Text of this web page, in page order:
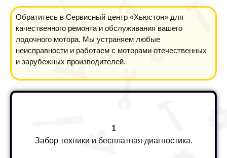
Обратитесь в Сервисный центр «Хьюстон» для
качественного ремонта и обслуживания вашего
лодочного мотора. Мы устраняем любые
неисправности и работаем с моторами отечественных
и зарубежных производителей.
1
Забор техники и бесплатная диагностика.